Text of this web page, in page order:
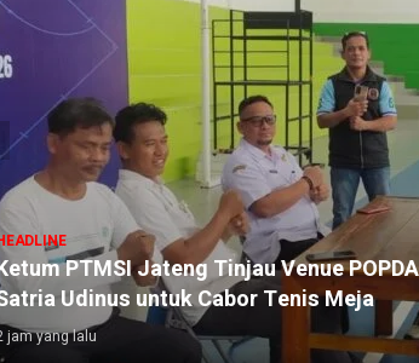
HEADLINE
Ketum PTMSI Jateng Lukas Arry Dwiko
PORPROV Jateng XVII 2026, Pastikan
1 hari yang lalu